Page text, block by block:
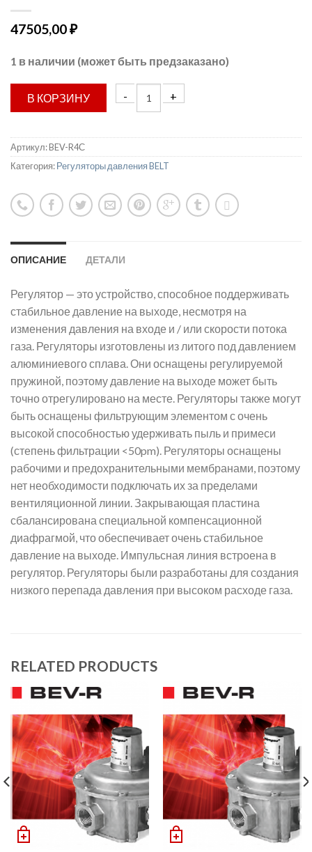
47505,00₽
1 в наличии (может быть предзаказано)
В КОРЗИНУ
Артикул:BEV-R4С
Категория:Регуляторы давления BELT
ОПИСАНИЕ ДЕТАЛИ
Регулятор — это устройство, способное поддерживать
стабильное давление на выходе, несмотря на
изменения давления на входе и / или скорости потока
газа. Регуляторы изготовлены из литого под давлением
алюминиевого сплава. Они оснащены регулируемой
пружиной, поэтому давление на выходе может быть
точно отрегулировано на месте. Регуляторы также могут
быть оснащены фильтрующим элементом с очень
высокой способностью удерживать пыль и примеси
(степень фильтрации <50pm). Регуляторы оснащены
рабочими и предохранительными мембранами, поэтому
нет необходимости подключать их за пределами
вентиляционной линии. Закрывающая пластина
сбалансирована специальной компенсационной
диафрагмой, что обеспечивает очень стабильное
давление на выходе. Импульсная линия встроена в
регулятор. Регуляторы были разработаны для создания
низкого перепада давления при высоком расходе газа.
RELATED PRODUCTS